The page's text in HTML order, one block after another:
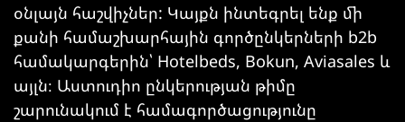
օնլայն հաշվիչներ: Կայքն ինտեգրել ենք մի
քանի համաշխարհային գործընկերների b2b
համակարգերին՝ Hotelbeds, Bokun, Aviasales և
այլն։ Աստուդիո ընկերության թիմը
շարունակում է համագործացությունը